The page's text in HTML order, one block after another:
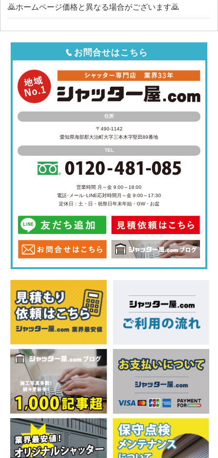
🙇ホームページ価格と異なる場合がございます🙇
お問合せはこちら
住所
〒490-1142
愛知県海部郡大治町大字三本木字堅田89番地
TEL
営業時間 月～金 9:00～18:00
電話･メール･LINE応対時間 月～金 9:00～17:30
定休日：土・日・祝祭日年末年始・GW・お盆